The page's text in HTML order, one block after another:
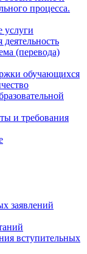
процесса.
услуги
(перевода)
обучающихся
и требования
заявлений
вступительных